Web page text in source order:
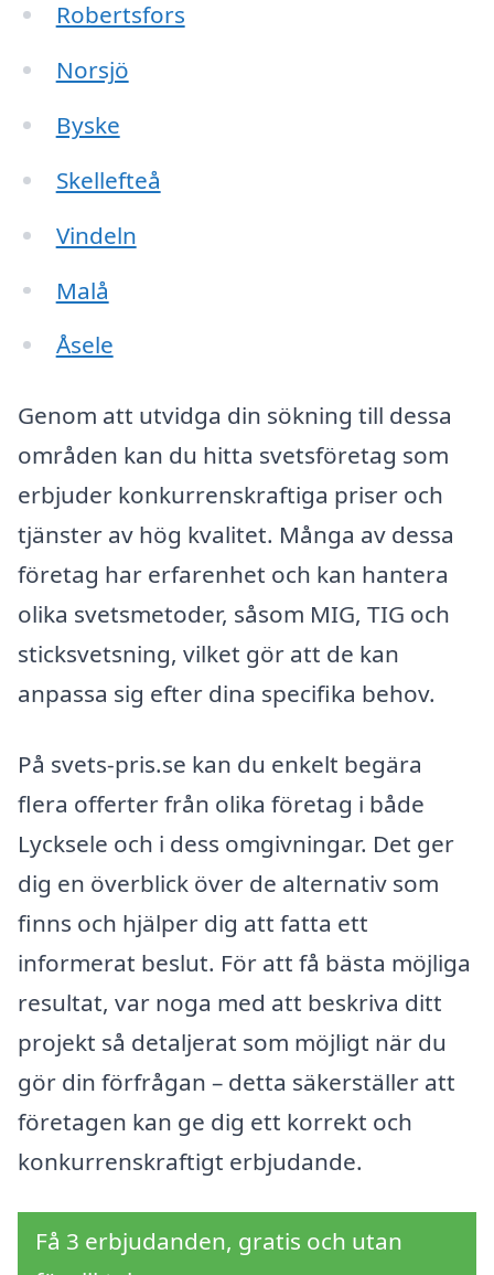
Robertsfors
Norsjö
Byske
Skellefteå
Vindeln
Malå
Åsele
Genom att utvidga din sökning till dessa
områden kan du hitta svetsföretag som
erbjuder konkurrenskraftiga priser och
tjänster av hög kvalitet. Många av dessa
företag har erfarenhet och kan hantera
olika svetsmetoder, såsom MIG, TIG och
sticksvetsning, vilket gör att de kan
anpassa sig efter dina specifika behov.
På svets-pris.se kan du enkelt begära
flera offerter från olika företag i både
Lycksele och i dess omgivningar. Det ger
dig en överblick över de alternativ som
finns och hjälper dig att fatta ett
informerat beslut. För att få bästa möjliga
resultat, var noga med att beskriva ditt
projekt så detaljerat som möjligt när du
gör din förfrågan – detta säkerställer att
företagen kan ge dig ett korrekt och
konkurrenskraftigt erbjudande.
Få 3 erbjudanden, gratis och utan